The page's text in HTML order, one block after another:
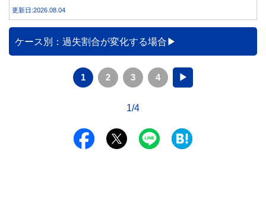
更新日:2026.08.04
ケース別：過失割合が変化する場合
1 2 3 4 ▶
1/4